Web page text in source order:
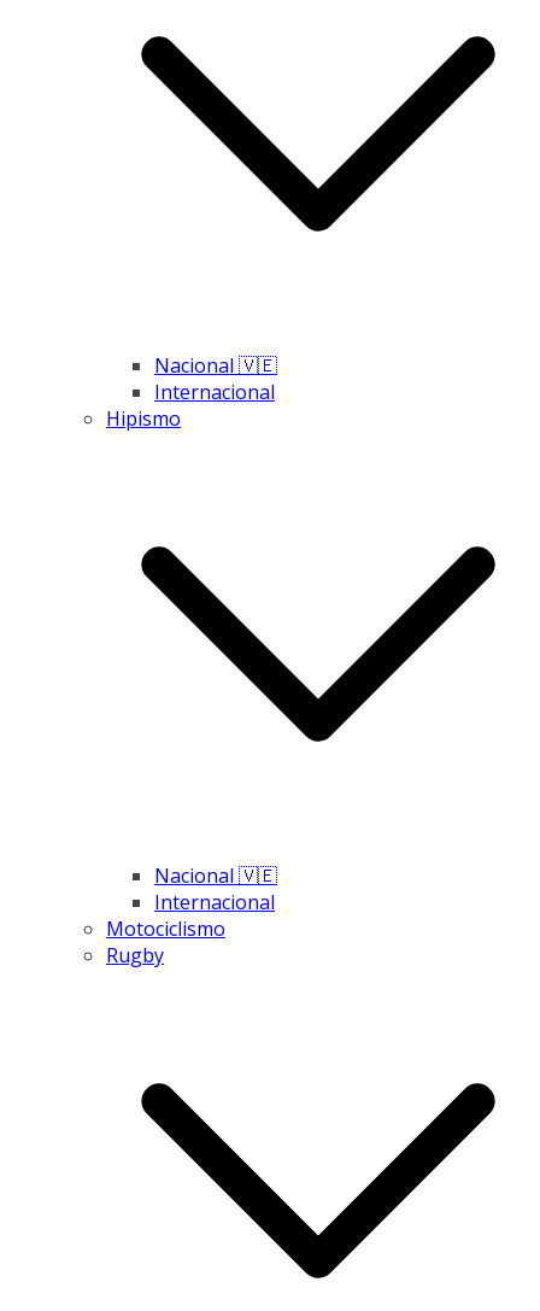
Nacional 🇻🇪
Internacional
Hipismo
Nacional 🇻🇪
Internacional
Motociclismo
Rugby